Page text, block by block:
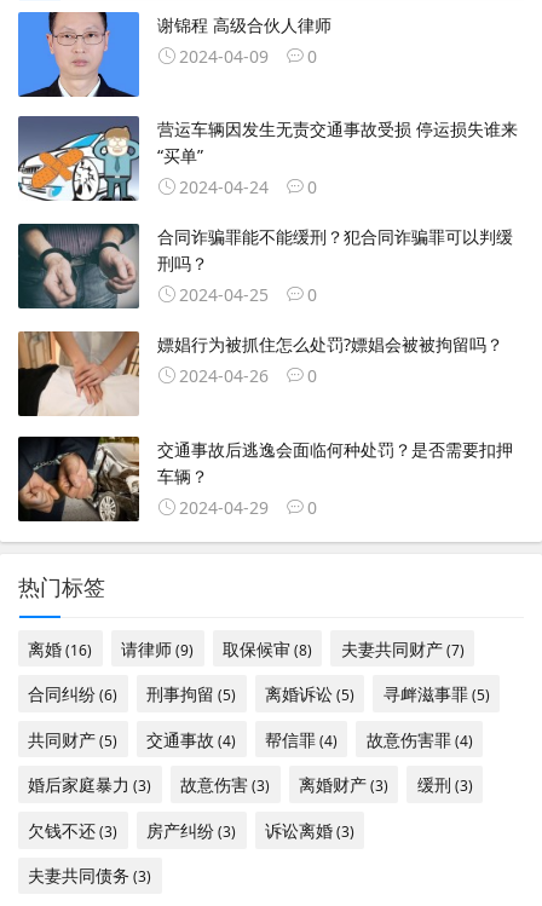
谢锦程 高级合伙人律师
2024-04-09
0
营运车辆因发生无责交通事故受损 停运损失谁来
“买单”
2024-04-24
0
合同诈骗罪能不能缓刑？犯合同诈骗罪可以判缓
刑吗？
2024-04-25
0
嫖娼行为被抓住怎么处罚?嫖娼会被被拘留吗？
2024-04-26
0
交通事故后逃逸会面临何种处罚？是否需要扣押
车辆？
2024-04-29
0
热门标签
离婚(16) 请律师(9) 取保候审(8) 夫妻共同财产(7)
合同纠纷(6) 刑事拘留 (5) 离婚诉讼(5) 寻衅滋事罪(5)
共同财产(5) 交通事故 (4) 帮信罪(4) 故意伤害罪(4)
婚后家庭暴力 (3) 故意伤害(3) 离婚财产(3) 缓刑 (3)
欠钱不还(3) 房产纠纷(3) 诉讼离婚(3)
夫妻共同债务 (3)